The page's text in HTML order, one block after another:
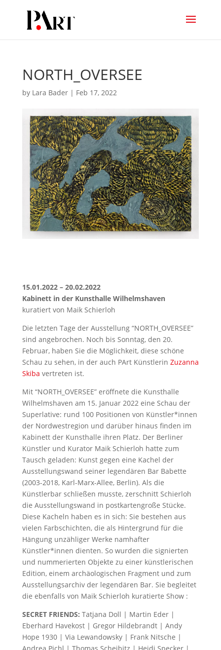
NORTH_OVERSEE
by Lara Bader| Feb 17, 2022
15.01.2022 – 20.02.2022
Kabinett in der Kunsthalle Wilhelmshaven
kuratiert von Maik Schierloh
Die letzten Tage der Ausstellung “NORTH_OVERSEE”
sind angebrochen. Noch bis Sonntag, den 20.
Februar, haben Sie die Möglichkeit, diese schöne
Schau zu sehen, in der auch PArt Künstlerin Zuzanna
Skiba vertreten ist.
Mit “NORTH_OVERSEE” eröffnete die Kunsthalle
Wilhelmshaven am 15. Januar 2022 eine Schau der
Superlative: rund 100 Positionen von Künstler*innen
der Nordwestregion und darüber hinaus finden im
Kabinett der Kunsthalle ihren Platz. Der Berliner
Künstler und Kurator Maik Schierloh hatte zum
Tausch geladen: Kunst gegen eine Kachel der
Ausstellungswand seiner legendären Bar Babette
(2003-2018, Karl-Marx-Allee, Berlin). Als die
Künstlerbar schließen musste, zerschnitt Schierloh
die Ausstellungswand in postkartengroße Stücke.
Diese Kacheln haben es in sich: Sie bestehen aus
vielen Farbschichten, die als Hintergrund für die
Hängung unzähliger Werke namhafter
Künstler*innen dienten. So wurden die signierten
und nummerierten Objekte zu einer künstlerischen
Edition, einem archäologischen Fragment und zum
Ausstellungsarchiv der legendären Bar. Sie begleitet
die ebenfalls von Maik Schierloh kuratierte Show :
SECRET FRIENDS: Tatjana Doll | Martin Eder |
Eberhard Havekost | Gregor Hildebrandt | Andy
Hope 1930 | Via Lewandowsky | Frank Nitsche |